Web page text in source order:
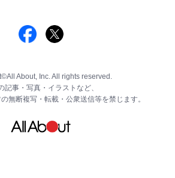
About, Inc. All rights reserved.
記事・写真・イラストなど、
無断複写・転載・公衆送信等を禁じます。